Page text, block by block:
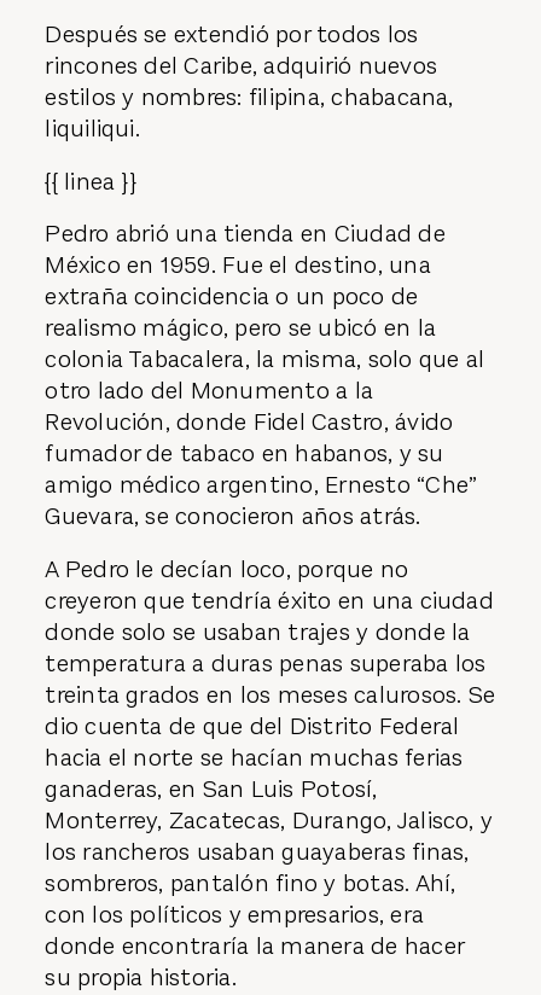
Después se extendió por todos los
rincones del Caribe, adquirió nuevos
estilos y nombres: filipina, chabacana,
liquiliqui.
{{ linea }}
Pedro abrió una tienda en Ciudad de
México en 1959. Fue el destino, una
extraña coincidencia o un poco de
realismo mágico, pero se ubicó en la
colonia Tabacalera, la misma, solo que al
otro lado del Monumento a la
Revolución, donde Fidel Castro, ávido
fumador de tabaco en habanos, y su
amigo médico argentino, Ernesto “Che”
Guevara, se conocieron años atrás.
A Pedro le decían loco, porque no
creyeron que tendría éxito en una ciudad
donde solo se usaban trajes y donde la
temperatura a duras penas superaba los
treinta grados en los meses calurosos. Se
dio cuenta de que del Distrito Federal
hacia el norte se hacían muchas ferias
ganaderas, en San Luis Potosí,
Monterrey, Zacatecas, Durango, Jalisco, y
los rancheros usaban guayaberas finas,
sombreros, pantalón fino y botas. Ahí,
con los políticos y empresarios, era
donde encontraría la manera de hacer
su propia historia.